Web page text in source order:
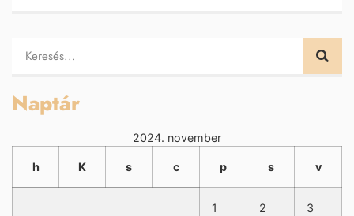
Naptár
2024. november
h K s c p s v
1 2 3